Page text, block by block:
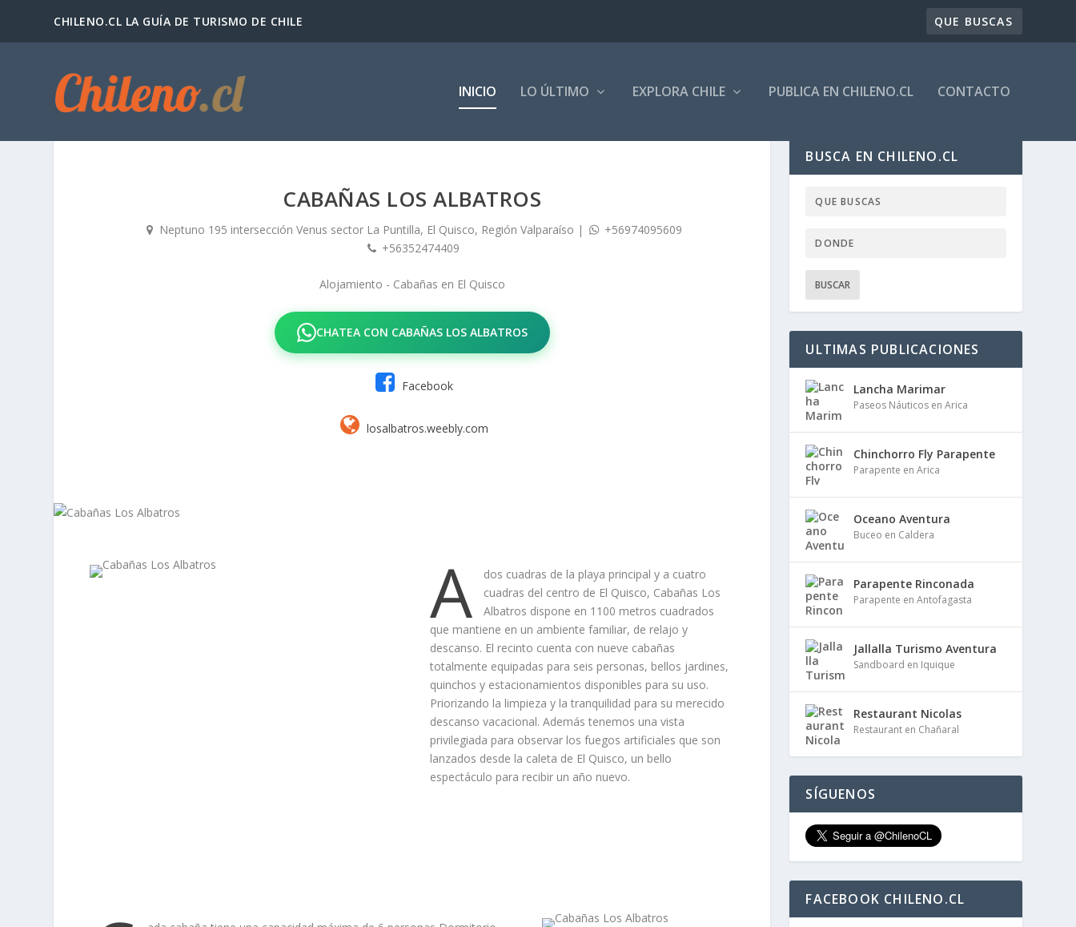
CHILENO.CL LA GUÍA DE TURISMO DE CHILE
INICIO LO ÚLTIMO EXPLORA CHILE PUBLICA EN CHILENO.CL CONTACTO
CABAÑAS LOS ALBATROS
Neptuno 195 intersección Venus sector La Puntilla, El Quisco, Región Valparaíso |
+56974095609
+56352474409
Alojamiento - Cabañas en El Quisco
CHATEA CON CABAÑAS LOS ALBATROS
Facebook
losalbatros.weebly.com
A
dos cuadras de la playa principal y a cuatro
cuadras del centro de El Quisco, Cabañas Los
Albatros dispone en 1100 metros cuadrados
que mantiene en un ambiente familiar, de relajo y
descanso. El recinto cuenta con nueve cabañas
totalmente equipadas para seis personas, bellos jardines,
quinchos y estacionamientos disponibles para su uso.
Priorizando la limpieza y la tranquilidad para su merecido
descanso vacacional. Además tenemos una vista
privilegiada para observar los fuegos artificiales que son
lanzados desde la caleta de El Quisco, un bello
espectáculo para recibir un año nuevo.
BUSCA EN CHILENO.CL
ULTIMAS PUBLICACIONES
Lancha Marimar
Paseos Náuticos en Arica
Chinchorro Fly Parapente
Parapente en Arica
Oceano Aventura
Buceo en Caldera
Parapente Rinconada
Parapente en Antofagasta
Jallalla Turismo Aventura
Sandboard en Iquique
Restaurant Nicolas
Restaurant en Chañaral
SÍGUENOS
FACEBOOK CHILENO.CL